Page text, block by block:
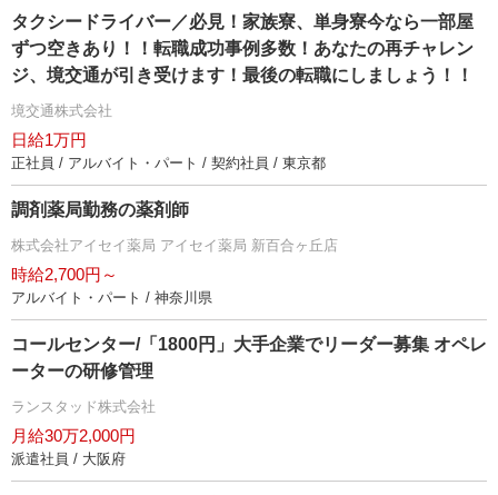
タクシードライバー／必見！家族寮、単身寮今なら一部屋
ずつ空きあり！！転職成功事例多数！あなたの再チャレン
ジ、境交通が引き受けます！最後の転職にしましょう！！
境交通株式会社
日給1万円
正社員 / アルバイト・パート / 契約社員 / 東京都
調剤薬局勤務の薬剤師
株式会社アイセイ薬局 アイセイ薬局 新百合ヶ丘店
時給2,700円～
アルバイト・パート / 神奈川県
コールセンター/「1800円」大手企業でリーダー募集 オペレ
ーターの研修管理
ランスタッド株式会社
月給30万2,000円
派遣社員 / 大阪府